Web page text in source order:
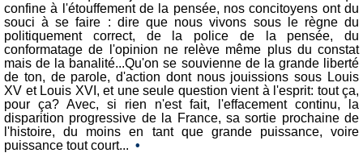
confine à l'étouffement de la pensée, nos concitoyens ont du
souci à se faire : dire que nous vivons sous le règne du
politiquement correct, de la police de la pensée, du
conformatage de l'opinion ne relève même plus du constat
mais de la banalité...Qu'on se souvienne de la grande liberté
de ton, de parole, d'action dont nous jouissions sous Louis
XV et Louis XVI, et une seule question vient à l'esprit: tout ça,
pour ça? Avec, si rien n'est fait, l'effacement continu, la
disparition progressive de la France, sa sortie prochaine de
l'histoire, du moins en tant que grande puissance, voire
puissance tout court... •